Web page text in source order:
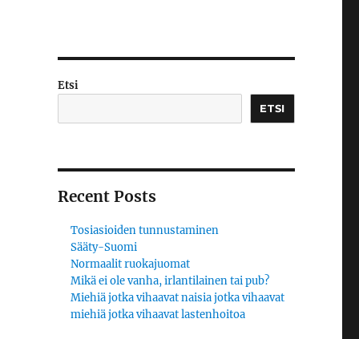
Etsi
ETSI
Recent Posts
Tosiasioiden tunnustaminen
Sääty-Suomi
Normaalit ruokajuomat
Mikä ei ole vanha, irlantilainen tai pub?
Miehiä jotka vihaavat naisia jotka vihaavat
miehiä jotka vihaavat lastenhoitoa